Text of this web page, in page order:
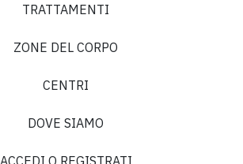
TRATTAMENTI
ZONE DEL CORPO
CENTRI
DOVE SIAMO
ACCEDI O REGISTRATI